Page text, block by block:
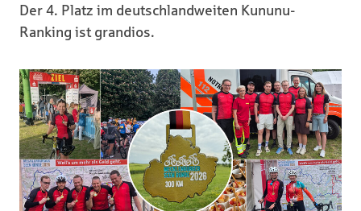
Der 4. Platz im deutschlandweiten Kununu-
Ranking ist grandios.